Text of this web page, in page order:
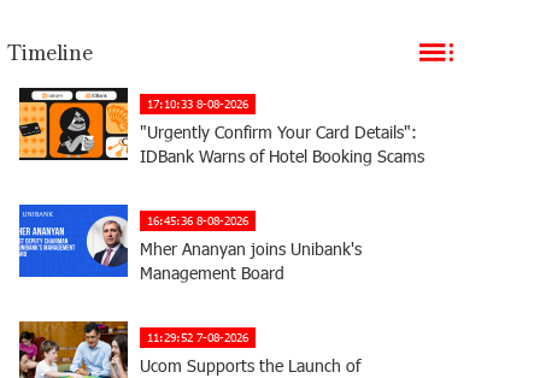
Timeline
17:10:33 8-08-2026
"Urgently Confirm Your Card Details":
IDBank Warns of Hotel Booking Scams
16:45:36 8-08-2026
Mher Ananyan joins Unibank's
Management Board
11:29:52 7-08-2026
Ucom Supports the Launch of